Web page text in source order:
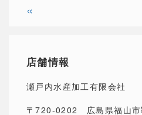
«
店舗情報
瀬戸内水産加工有限会社
〒720-0202 広島県福山市